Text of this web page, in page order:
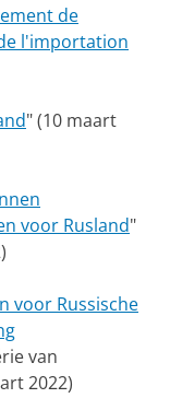
de
l'importation
" (10 maart
voor Rusland"
voor Russische
van
2022)